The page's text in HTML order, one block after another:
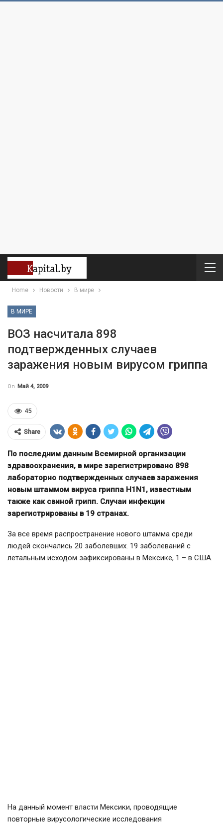
Home Новости В мире
В МИРЕ
ВОЗ насчитала 898
подтвержденных случаев
заражения новым вирусом гриппа
On Май 4, 2009
45
Share
По последним данным Всемирной организации
здравоохранения, в мире зарегистрировано 898
лабораторно подтвержденных случаев заражения
новым штаммом вируса гриппа H1N1, известным
также как свиной грипп. Случаи инфекции
зарегистрированы в 19 странах.
За все время распространение нового штамма среди
людей скончались 20 заболевших. 19 заболеваний с
летальным исходом зафиксированы в Мексике, 1 – в США.
На данный момент власти Мексики, проводящие
повторные вирусологические исследования